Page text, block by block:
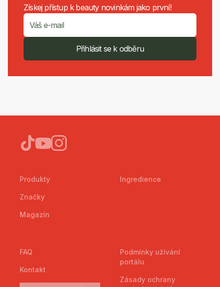
Získej přístup k beauty novinkám jako první!
Přihlásit se k odběru
Produkty
Značky
Magazín
Ingredience
FAQ
Kontakt
Podmínky užívání
portálu
Zásady ochrany